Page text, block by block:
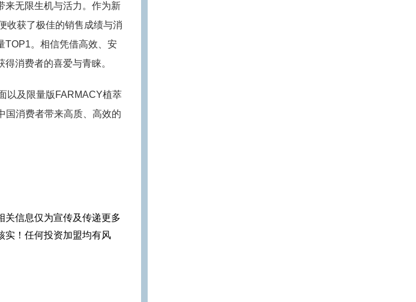
来无限生机与活力。作为新
收获了极佳的销售成绩与消
TOP1。相信凭借高效、安
消费者的喜爱与青睐。
以及限量版FARMACY植萃
国消费者带来高质、高效的
关信息仅为宣传及传递更多
实！任何投资加盟均有风